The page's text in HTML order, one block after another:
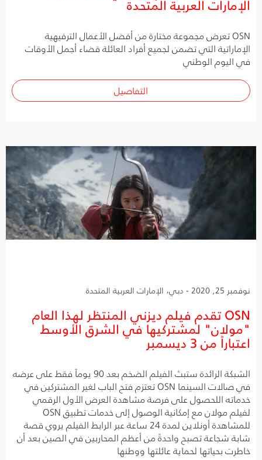
OSN تعرض مجموعة مختارة من أفضل الأعمال الترفيهية
الإماراتية التي تضمن لجميع أفراد العائلة قضاء أجمل الأوقات
في اليوم الوطني
التفاصيل
نوفمبر 25, 2020 - دبي، الإمارات العربية المتحدة
OSN تقدم فيلم ديزني المنتظر لهذا العام
"مولان" لمشتركيها في الشرق الأوسط
اعتباراً من 3 ديسمبر
الشبكة الرائدة ستبث الفيلم الضخم بعد 90 يوماً فقط على عرضه
في صالات السينما OSN تعتزم فتح الباب لغير المشتركين في
خدماته اللحصول على فرصة مشاهدة العرض الأول الرقمي
لفيلم مولان مع إمكانية الوصول إلى خدمات تطبيق OSN
للمشاهدة أونلاين لمدة 24 ساعة عبر الرابط الفيلم يروي قصة
شابة شجاعة تصبح واحدةً من أعظم المحاربين في الصين بعد أن
خاطرت بحياتها لحماية عائلتها ووطنها